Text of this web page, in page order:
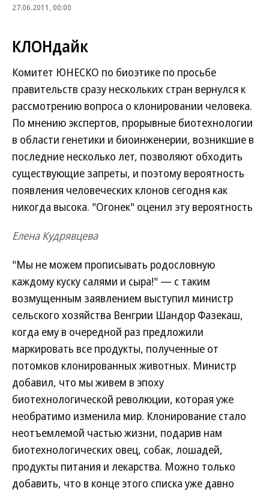
27.06.2011, 00:00
КЛОНдайк
Комитет ЮНЕСКО по биоэтике по просьбе
правительств сразу нескольких стран вернулся к
рассмотрению вопроса о клонировании человека.
По мнению экспертов, прорывные биотехнологии
в области генетики и биоинженерии, возникшие в
последние несколько лет, позволяют обходить
существующие запреты, и поэтому вероятность
появления человеческих клонов сегодня как
никогда высока. "Огонек" оценил эту вероятность
Елена Кудрявцева
"Мы не можем прописывать родословную
каждому куску салями и сыра!" — с таким
возмущенным заявлением выступил министр
сельского хозяйства Венгрии Шандор Фазекаш,
когда ему в очередной раз предложили
маркировать все продукты, полученные от
потомков клонированных животных. Министр
добавил, что мы живем в эпоху
биотехнологической революции, которая уже
необратимо изменила мир. Клонирование стало
неотъемлемой частью жизни, подарив нам
биотехнологических овец, собак, лошадей,
продукты питания и лекарства. Можно только
добавить, что в конце этого списка уже давно